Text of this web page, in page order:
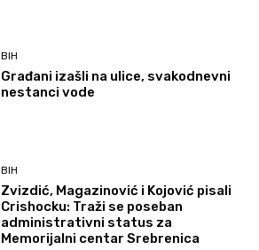
BIH
Građani izašli na ulice, svakodnevni
nestanci vode
BIH
Zvizdić, Magazinović i Kojović pisali
Crishocku: Traži se poseban
administrativni status za
Memorijalni centar Srebrenica